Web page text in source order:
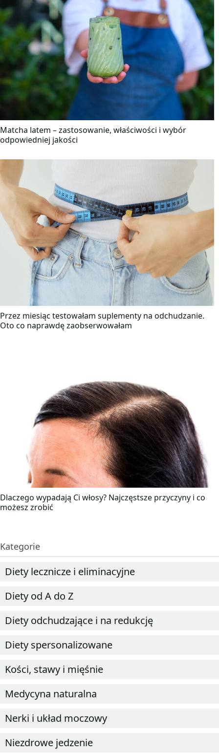
Matcha latem – zastosowanie, właściwości i wybór
odpowiedniej jakości
Przez miesiąc testowałam suplementy na odchudzanie.
Oto co naprawdę zaobserwowałam
Dlaczego wypadają Ci włosy? Najczęstsze przyczyny i co
możesz zrobić
Kategorie
Diety lecznicze i eliminacyjne
Diety od A do Z
Diety odchudzające i na redukcję
Diety spersonalizowane
Kości, stawy i mięśnie
Medycyna naturalna
Nerki i układ moczowy
Niezdrowe jedzenie